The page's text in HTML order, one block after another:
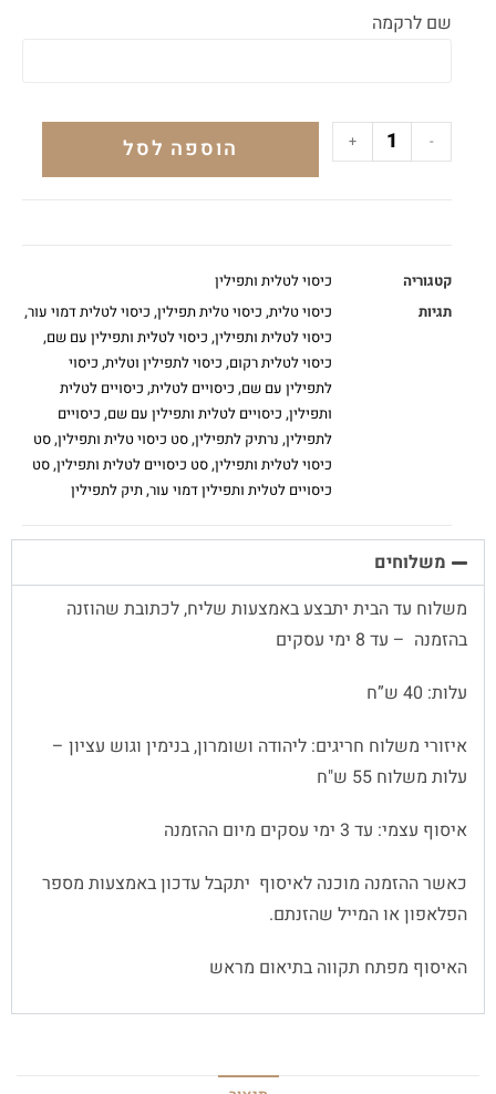
שם לרקמה
-
+ הוספה לסל
קטגוריה
כיסוי לטלית ותפילין
תגיות
כיסוי טלית, כיסוי טלית תפילין, כיסוי לטלית דמוי עור,
כיסוי לטלית ותפילין, כיסוי לטלית ותפילין עם שם,
כיסוי לטלית רקום, כיסוי לתפילין וטלית, כיסוי
לתפילין עם שם, כיסויים לטלית, כיסויים לטלית
ותפילין, כיסויים לטלית ותפילין עם שם, כיסויים
לתפילין, נרתיק לתפילין,סט כיסוי טלית ותפילין,סט
כיסוי לטלית ותפילין,סט כיסויים לטלית ותפילין,סט
כיסויים לטלית ותפילין דמוי עור,תיק לתפילין
משלוחים
משלוח עד הבית יתבצע באמצעות שליח, לכתובת שהוזנה
בהזמנה – עד 8 ימי עסקים
עלות: 40 ש”ח
איזורי משלוח חריגים: ליהודה ושומרון, בנימין וגוש עציון –
עלות משלוח 55 ש"ח
איסוף עצמי: עד 3 ימי עסקים מיום ההזמנה
כאשר ההזמנה מוכנה לאיסוף יתקבל עדכון באמצעות מספר
הפלאפון או המייל שהזנתם.
האיסוף מפתח תקווה בתיאום מראש